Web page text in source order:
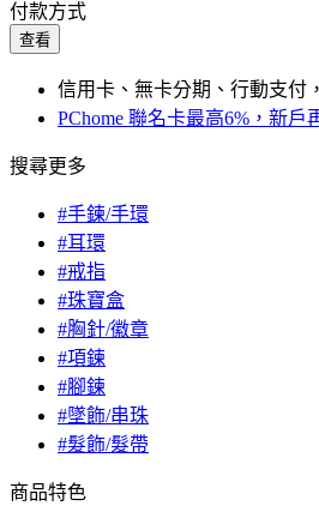
付款方式
查看
信用卡、無卡分期、行動支付
PChome 聯名卡最高6%，新戶
搜尋更多
#手鍊/手環
#耳環
#戒指
#珠寶盒
#胸針/徽章
#項鍊
#腳鍊
#墜飾/串珠
#髮飾/髮帶
商品特色